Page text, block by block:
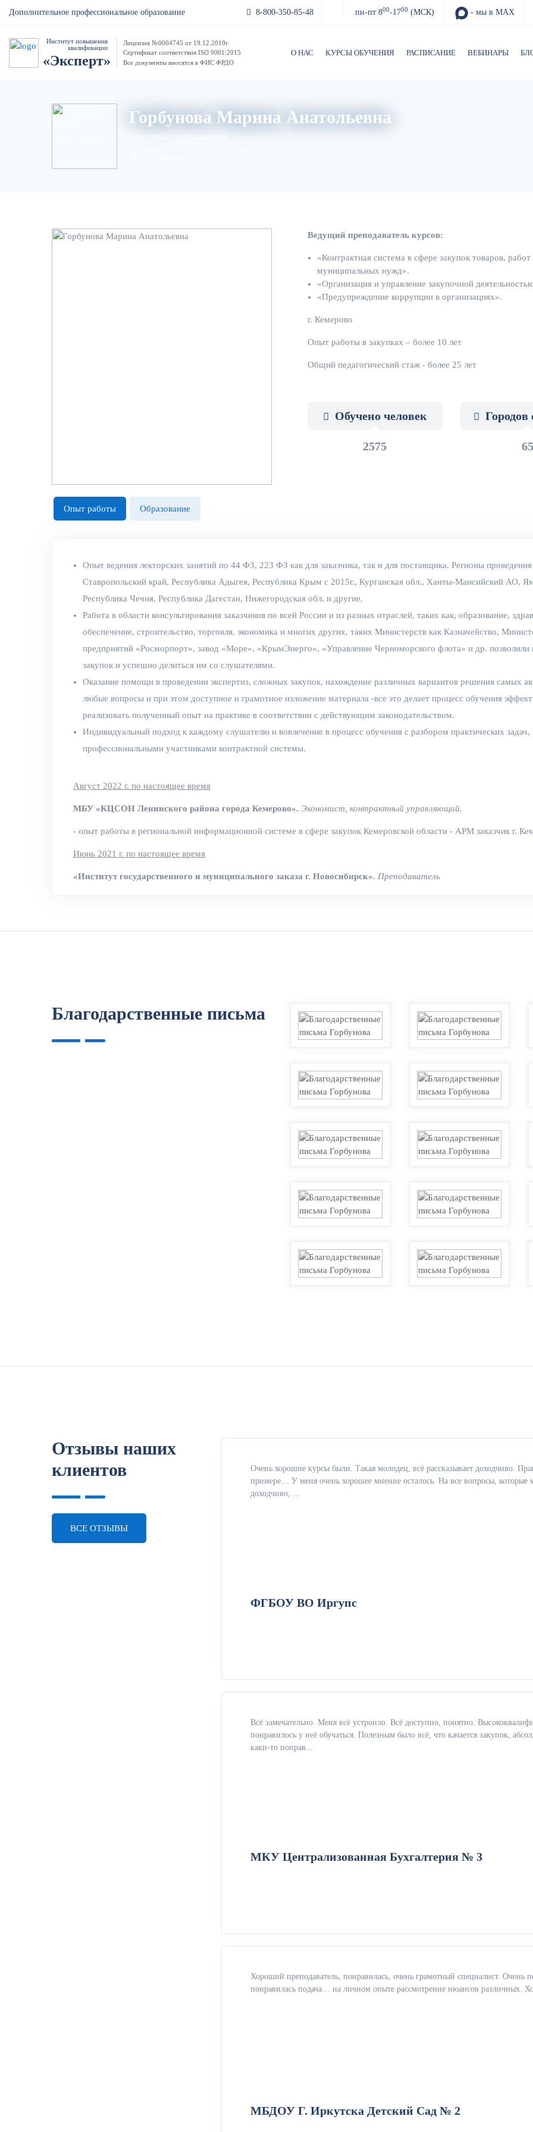
Дополнительное профессиональное образование 8-800-350-85-48 пн-пт 800-1700 (МСК) - мы в MAX
Институт повышения
квалификации
«Эксперт»
Лицензия №0004745 от 19.12.2019г
Сертификат соответствия ISO 9001:2015
Все документы вносятся в ФИС ФРДО
О НАС КУРСЫ ОБУЧЕНИЯ РАСПИСАНИЕ ВЕБИНАРЫ
Горбунова Марина Анатольевна
Ведущий преподаватель
Ведущий преподаватель курсов:
«Контрактная система в сфере закупок товаров,
муниципальных нужд».
«Организация и управление закупочной
«Предупреждение коррупции в организациях».
г. Кемерово
Опыт работы в закупках – более 10 лет
Общий педагогический стаж - более 25 лет
Обучено человек
2575
Городов
65
Опыт работы Образование
Опыт ведения лекторских занятий по 44 ФЗ, 223 ФЗ как для заказчика, так и для поставщика. Регионы
Ставропольский край, Республика Адыгея, Республика Крым с 2015г., Курганская обл., Ханты-Мансийский АО,
Республика Чечня, Республика Дагестан, Нижегородская обл. и другие.
Работа в области консультирования заказчиков по всей России и из разных отраслей, таких как, образование,
обеспечение, строительство, торговля, экономика и многих других, таких Министерств как Казначейство,
предприятий «Росморпорт», завод «Море», «КрымЭнерго», «Управление Черноморского флота» и др. позволили
закупок и успешно делиться им со слушателями.
Оказание помощи в проведении экспертиз, сложных закупок, нахождение различных вариантов решения самых
любые вопросы и при этом доступное и грамотное изложение материала -все это делает процесс обучения
реализовать полученный опыт на практике в соответствии с действующим законодательством.
Индивидуальный подход к каждому слушателю и вовлечение в процесс обучения с разбором практических задач,
профессиональными участниками контрактной системы.
Август 2022 г. по настоящее время
МБУ «КЦСОН Ленинского района города Кемерово». Экономист, контрактный управляющий.
- опыт работы в региональной информационной системе в сфере закупок Кемеровской области - АРМ заказчик г.
Июнь 2021 г. по настоящее время
«Институт государственного и муниципального заказа г. Новосибирск». Преподаватель
«Организация и управление закупочной деятельностью в рамках Закона от 18.07.2011 № 223-ФЗ».
Январь 2017 г. - сентябрь 2017 г.
НЧОУ ДПО Южный институт менеджмента г. Краснодар.Преподаватель по госзакупкам.
Благодарственные письма
Отзывы наших
клиентов
ВСЕ ОТЗЫВЫ
Очень хорошие курсы были. Такая молодец, всё рассказывает доходчиво.
примере… У меня очень хорошее мнение осталось. На все вопросы, которые
доходчиво, ...
ФГБОУ ВО Иргупс
Всё замечательно. Меня всё устроило. Всё доступно, понятно.
понравилось у неё обучаться. Полезным было всё, что качается закупок,
каки-то поправ...
МКУ Централизованная Бухгалтерия № 3
Хороший преподаватель, понравилась, очень грамотный специалист. Очень
понравилась подача… на личном опыте рассмотрение нюансов различных.
МБДОУ Г. Иркутска Детский Сад № 2